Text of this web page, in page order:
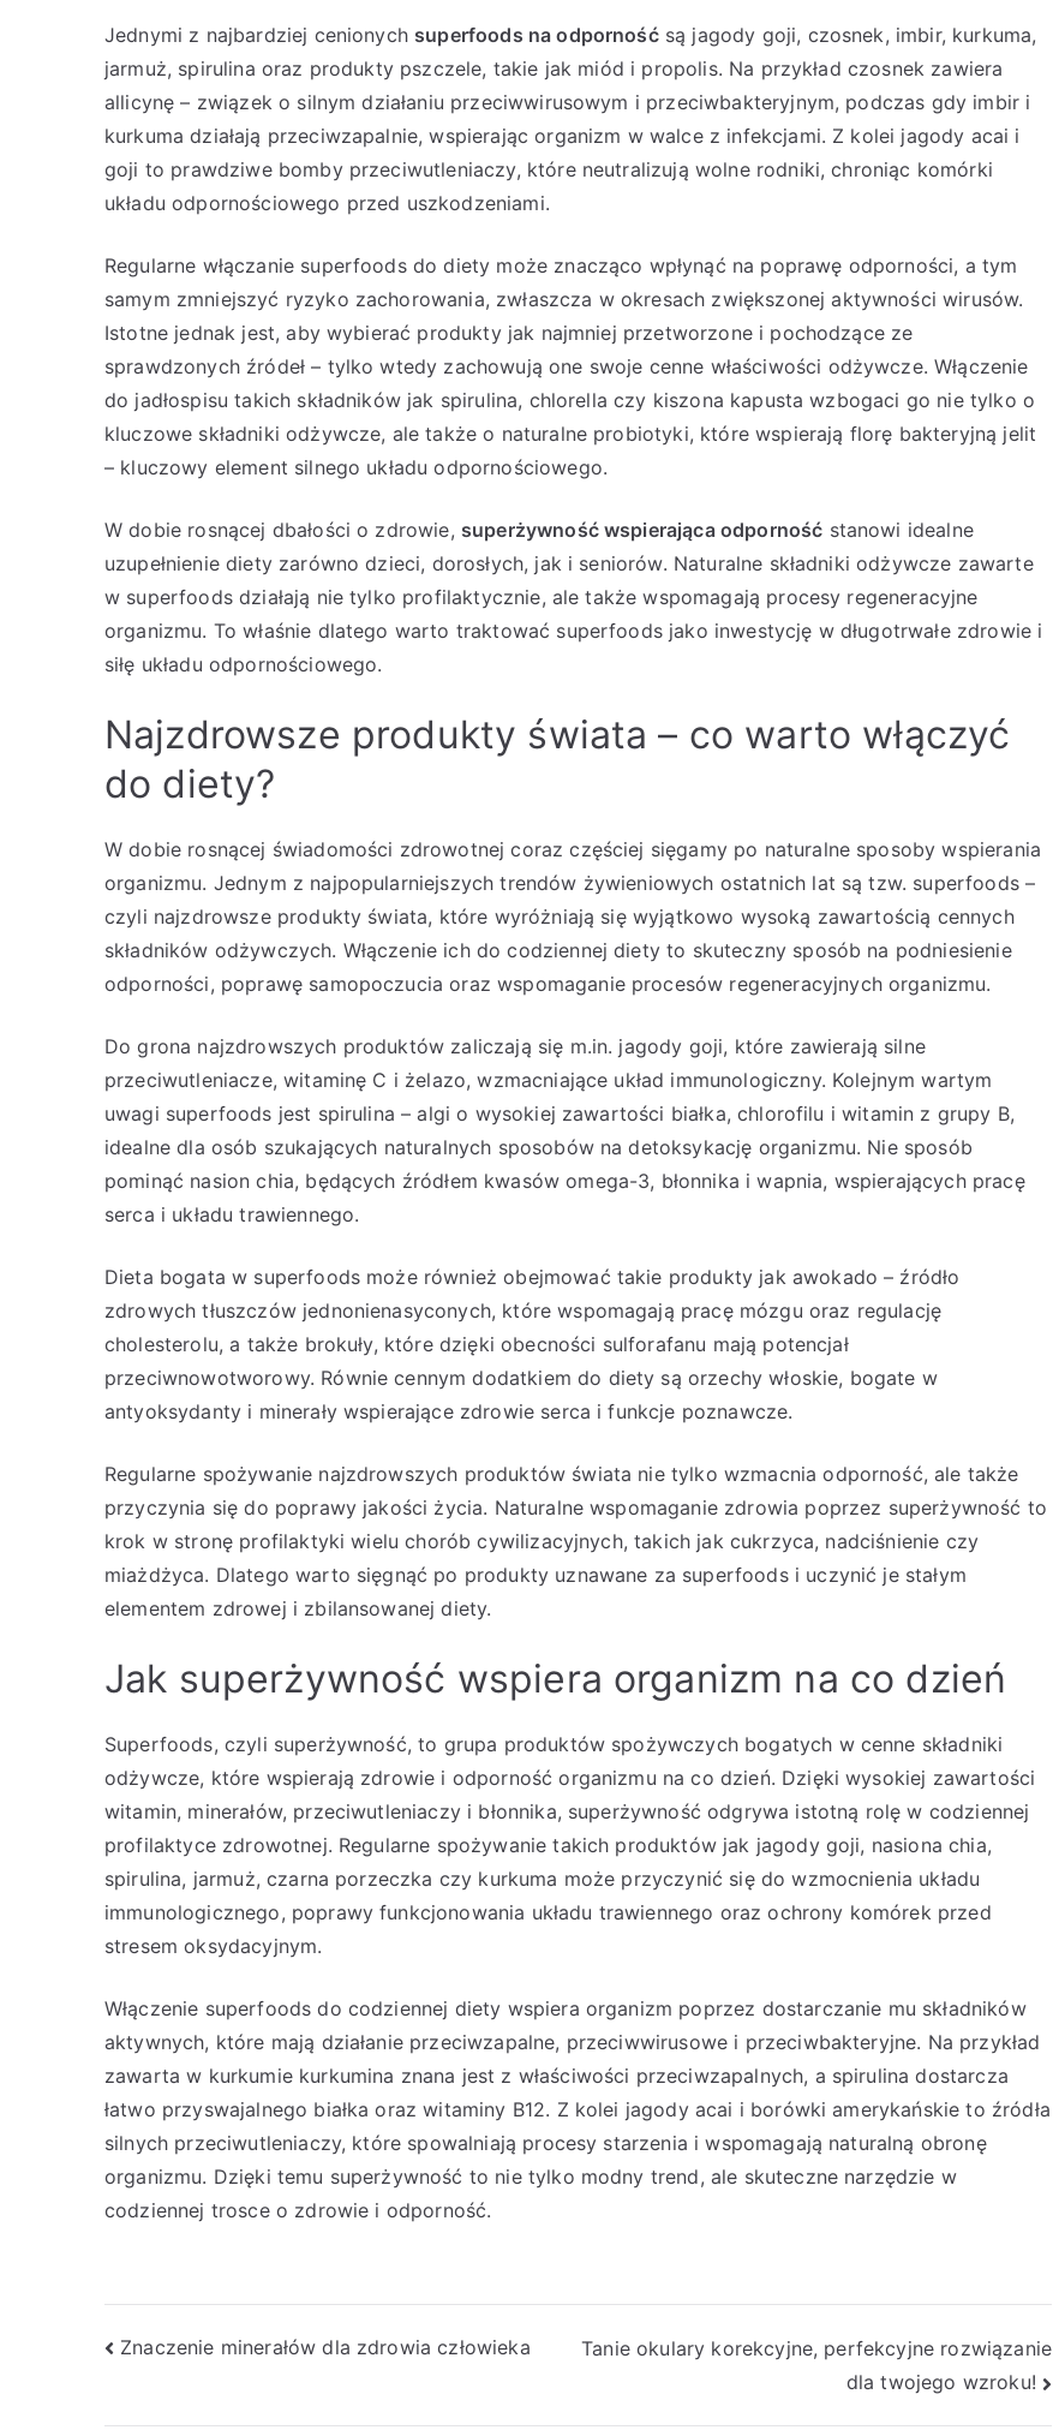
Jednymi z najbardziej cenionych superfoods na odpornośćsą jagody goji, czosnek, imbir, kurkuma,
jarmuż, spirulina oraz produkty pszczele, takie jak miód i propolis. Na przykład czosnek zawiera
allicynę – związek o silnym działaniu przeciwwirusowym i przeciwbakteryjnym, podczas gdy imbir i
kurkuma działają przeciwzapalnie, wspierając organizm w walce z infekcjami. Z kolei jagody acai i
goji to prawdziwe bomby przeciwutleniaczy, które neutralizują wolne rodniki, chroniąc komórki
układu odpornościowego przed uszkodzeniami.
Regularne włączanie superfoods do diety może znacząco wpłynąć na poprawę odporności, a tym
samym zmniejszyć ryzyko zachorowania, zwłaszcza w okresach zwiększonej aktywności wirusów.
Istotne jednak jest, aby wybierać produkty jak najmniej przetworzone i pochodzące ze
sprawdzonych źródeł – tylko wtedy zachowują one swoje cenne właściwości odżywcze. Włączenie
do jadłospisu takich składników jak spirulina, chlorella czy kiszona kapusta wzbogaci go nie tylko o
kluczowe składniki odżywcze, ale także o naturalne probiotyki, które wspierają florę bakteryjną jelit
– kluczowy element silnego układu odpornościowego.
W dobie rosnącej dbałości o zdrowie, superżywność wspierająca odporność stanowi idealne
uzupełnienie diety zarówno dzieci, dorosłych, jak i seniorów. Naturalne składniki odżywcze zawarte
w superfoods działają nie tylko profilaktycznie, ale także wspomagają procesy regeneracyjne
organizmu. To właśnie dlatego warto traktować superfoods jako inwestycję w długotrwałe zdrowie i
siłę układu odpornościowego.
Najzdrowsze produkty świata – co warto włączyć
do diety?
W dobie rosnącej świadomości zdrowotnej coraz częściej sięgamy po naturalne sposoby wspierania
organizmu. Jednym z najpopularniejszych trendów żywieniowych ostatnich lat są tzw. superfoods –
czyli najzdrowsze produkty świata, które wyróżniają się wyjątkowo wysoką zawartością cennych
składników odżywczych. Włączenie ich do codziennej diety to skuteczny sposób na podniesienie
odporności, poprawę samopoczucia oraz wspomaganie procesów regeneracyjnych organizmu.
Do grona najzdrowszych produktów zaliczają się m.in. jagody goji, które zawierają silne
przeciwutleniacze, witaminę C i żelazo, wzmacniające układ immunologiczny. Kolejnym wartym
uwagi superfoods jest spirulina – algi o wysokiej zawartości białka, chlorofilu i witamin z grupy B,
idealne dla osób szukających naturalnych sposobów na detoksykację organizmu. Nie sposób
pominąć nasion chia, będących źródłem kwasów omega-3, błonnika i wapnia, wspierających pracę
serca i układu trawiennego.
Dieta bogata w superfoods może również obejmować takie produkty jak awokado – źródło
zdrowych tłuszczów jednonienasyconych, które wspomagają pracę mózgu oraz regulację
cholesterolu, a także brokuły, które dzięki obecności sulforafanu mają potencjał
przeciwnowotworowy. Równie cennym dodatkiem do diety są orzechy włoskie, bogate w
antyoksydanty i minerały wspierające zdrowie serca i funkcje poznawcze.
Regularne spożywanie najzdrowszych produktów świata nie tylko wzmacnia odporność, ale także
przyczynia się do poprawy jakości życia. Naturalne wspomaganie zdrowia poprzez superżywność to
krok w stronę profilaktyki wielu chorób cywilizacyjnych, takich jak cukrzyca, nadciśnienie czy
miażdżyca. Dlatego warto sięgnąć po produkty uznawane za superfoods i uczynić je stałym
elementem zdrowej i zbilansowanej diety.
Jak superżywność wspiera organizm na co dzień
Superfoods, czyli superżywność, to grupa produktów spożywczych bogatych w cenne składniki
odżywcze, które wspierają zdrowie i odporność organizmu na co dzień. Dzięki wysokiej zawartości
witamin, minerałów, przeciwutleniaczy i błonnika, superżywność odgrywa istotną rolę w codziennej
profilaktyce zdrowotnej. Regularne spożywanie takich produktów jak jagody goji, nasiona chia,
spirulina, jarmuż, czarna porzeczka czy kurkuma może przyczynić się do wzmocnienia układu
immunologicznego, poprawy funkcjonowania układu trawiennego oraz ochrony komórek przed
stresem oksydacyjnym.
Włączenie superfoods do codziennej diety wspiera organizm poprzez dostarczanie mu składników
aktywnych, które mają działanie przeciwzapalne, przeciwwirusowe i przeciwbakteryjne. Na przykład
zawarta w kurkumie kurkumina znana jest z właściwości przeciwzapalnych, a spirulina dostarcza
łatwo przyswajalnego białka oraz witaminy B12. Z kolei jagody acai i borówki amerykańskie to źródła
silnych przeciwutleniaczy, które spowalniają procesy starzenia i wspomagają naturalną obronę
organizmu. Dzięki temu superżywność to nie tylko modny trend, ale skuteczne narzędzie w
codziennej trosce o zdrowie i odporność.
Nawigacja
Znaczenie minerałów dla zdrowia człowieka
Tanie okulary korekcyjne, perfekcyjne rozwiązanie
dla twojego wzroku!